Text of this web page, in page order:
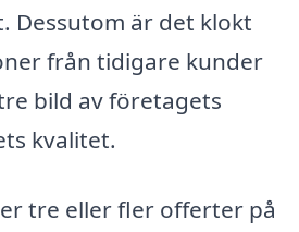
Dessutom är det klokt
från tidigare kunder
bild av företagets
kvalitet.
tre eller fler offerter på